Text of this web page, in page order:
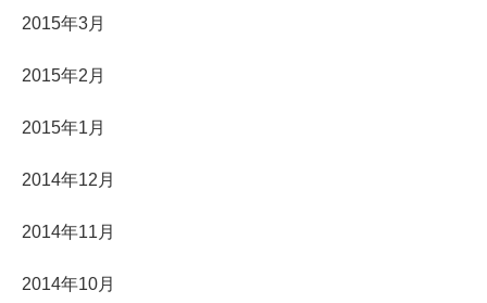
2015年3月
2015年2月
2015年1月
2014年12月
2014年11月
2014年10月